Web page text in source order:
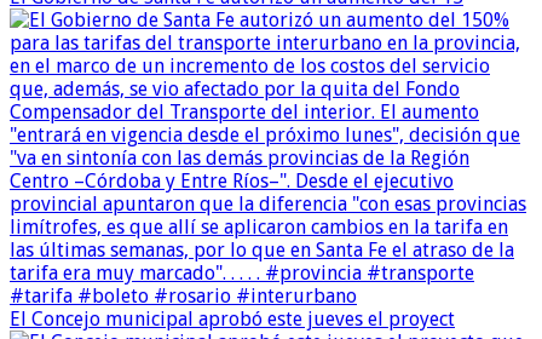
El Concejo municipal aprobó este jueves el proyect